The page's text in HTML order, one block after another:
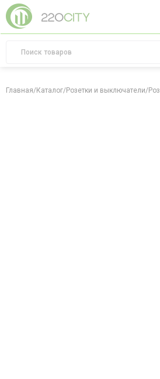
Главная/Каталог/Розетки и выключатели/